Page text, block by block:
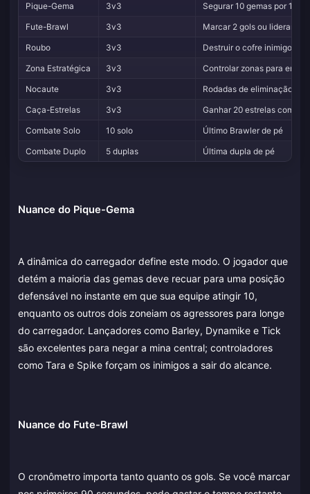
Pique-Gema 3v3
Segurar 10 gemas por 16
Fute-Brawl
3v3
Marcar 2 gols ou liderar no
Roubo
3v3
Destruir o cofre inimigo
Zona Estratégica
3v3
Controlar zonas para
Nocaute
3v3
Rodadas de eliminação
Caça-Estrelas
3v3
Ganhar 20 estrelas com
Combate Solo
10 solo
Último Brawler de pé
Combate Duplo
5 duplas Última dupla de pé
Nuance do Pique-Gema
A dinâmica do carregador define este modo. O jogador que
detém a maioria das gemas deve recuar para uma posição
defensável no instante em que sua equipe atingir 10,
enquanto os outros dois zoneiam os agressores para longe
do carregador. Lançadores como Barley, Dynamike e Tick
são excelentes para negar a mina central; controladores
como Tara e Spike forçam os inimigos a sair do alcance.
Nuance do Fute-Brawl
O cronômetro importa tanto quanto os gols. Se você marcar